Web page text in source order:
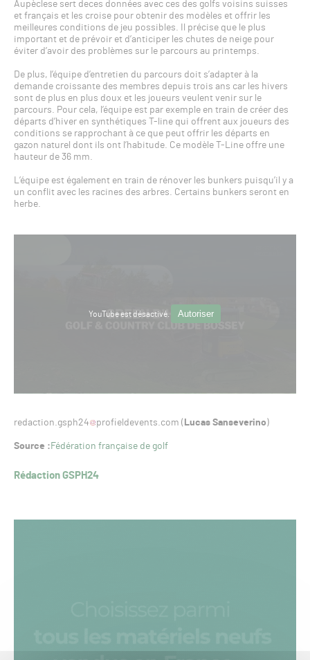
Aupèclese sert deces données avec ces des golfs voisins suisses
et français et les croise pour obtenir des modèles et offrir les
meilleures conditions de jeu possibles. Il précise que le plus
important et de prévoir et d’anticiper les chutes de neige pour
éviter d’avoir des problèmes sur le parcours au printemps.
De plus, l’équipe d’entretien du parcours doit s’adapter à la
demande croissante des membres depuis trois ans car les hivers
sont de plus en plus doux et les joueurs veulent venir sur le
parcours. Pour cela, l’équipe est par exemple en train de créer des
départs d’hiver en synthétiques T-line qui offrent aux joueurs des
conditions se rapprochant à ce que peut offrir les départs en
gazon naturel dont ils ont l’habitude. Ce modèle T-Line offre une
hauteur de 36 mm.
L’équipe est également en train de rénover les bunkers puisqu’il y a
un conflit avec les racines des arbres. Certains bunkers seront en
herbe.
YouTube est désactivé. Autoriser
redaction.gsph24 profieldevents.com ( Lucas Sanseverino )
Source : Fédération française de golf
Rédaction GSPH24